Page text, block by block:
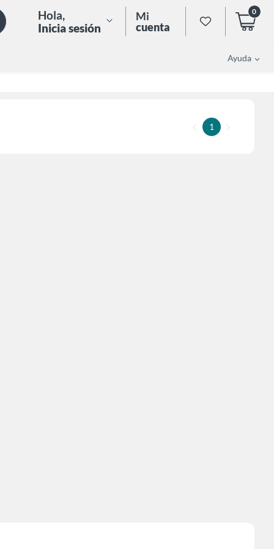
Hola,
Inicia sesión
Mi
cuenta
0
Ayuda
1